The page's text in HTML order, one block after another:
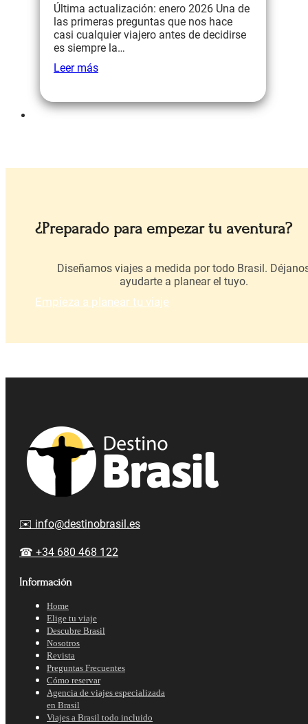
Última actualización: enero 2026 Una de
las primeras preguntas que nos hace
casi cualquier viajero antes de decidirse
es siempre la…
Leer más
¿Preparado para empezar tu aventura?
Diseñamos viajes a medida por todo Brasil.
ayudarte a planear el tuyo.
Empieza a planear tu viaje
✉️ info@destinobrasil.es
☎ +34 680 468 122
Información
Home
Elige tu viaje
Descubre Brasil
Nosotros
Revista
Preguntas Frecuentes
Cómo reservar
Agencia de viajes especializada
en Brasil
Viajes a Brasil todo incluido